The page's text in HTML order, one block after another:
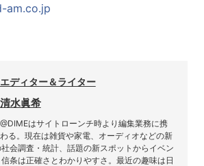
am.co.jp
エディター＆ライター
清水眞希
@DIMEはサイトローンチ時より編集業務に携
わる。現在は雑貨や家電、オーディオなどの新
会調査・統計、話題の新スポットからイベン
条は正確さとわかりやすさ。最近の趣味は日